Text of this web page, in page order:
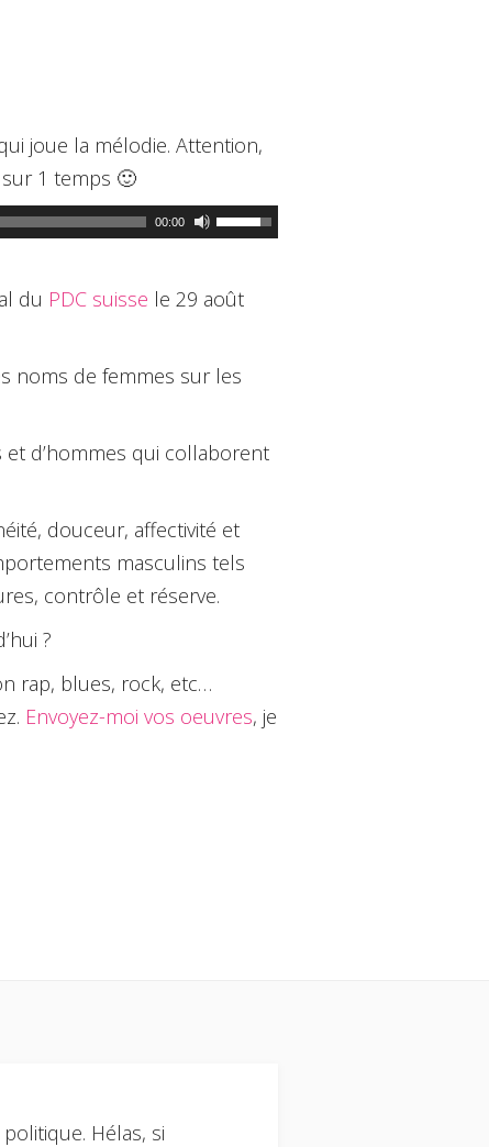
joue la mélodie. Attention,
1 temps 🙂
00:00
Utilisez
les
pour
le
du PDC suisse le 29 août
noms de femmes sur les
d’hommes qui collaborent
douceur, affectivité et
masculins tels
contrôle et réserve.
?
rap, blues, rock, etc…
Envoyez-moi vos oeuvres, je
Hélas, si